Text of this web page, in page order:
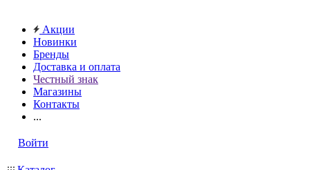
Акции
Новинки
Бренды
Доставка и оплата
Честный знак
Магазины
Контакты
...
Войти